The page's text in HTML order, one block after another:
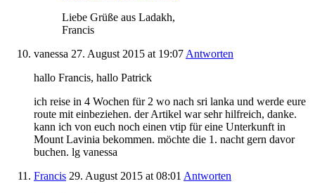
Liebe Grüße aus Ladakh,
Francis
vanessa 27. August 2015 at 19:07 Antworten
hallo Francis, hallo Patrick
ich reise in 4 Wochen für 2 wo nach sri lanka und werde eure
route mit einbeziehen. der Artikel war sehr hilfreich, danke.
kann ich von euch noch einen vtip für eine Unterkunft in
Mount Lavinia bekommen. möchte die 1. nacht gern davor
buchen. lg vanessa
Francis 29. August 2015 at 08:01 Antworten